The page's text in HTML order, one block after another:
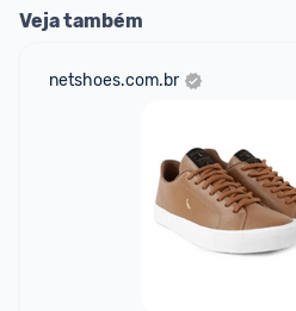
Veja também
netshoes.com.br